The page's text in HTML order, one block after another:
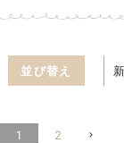
並び替え
1 2